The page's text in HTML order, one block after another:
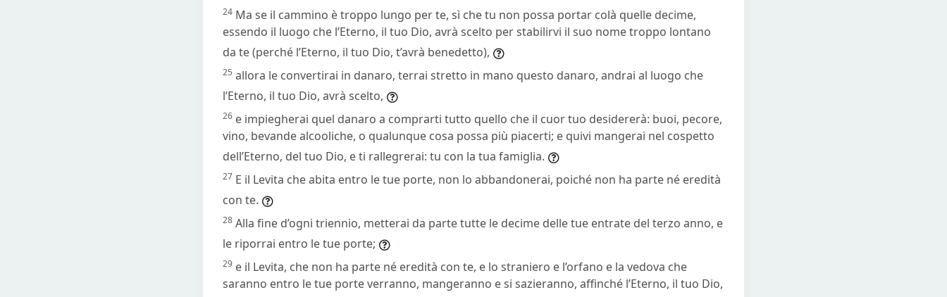
24 Ma se il cammino è troppo lungo per te, sì che tu non possa portar colà quelle decime,
essendo il luogo che l’Eterno, il tuo Dio, avrà scelto per stabilirvi il suo nome troppo lontano
da te (perché l’Eterno, il tuo Dio, t’avrà benedetto),
25 allora le convertirai in danaro, terrai stretto in mano questo danaro, andrai al luogo che
l’Eterno, il tuo Dio, avrà scelto,
26 e impiegherai quel danaro a comprarti tutto quello che il cuor tuo desidererà: buoi, pecore,
vino, bevande alcooliche, o qualunque cosa possa più piacerti; e quivi mangerai nel cospetto
dell’Eterno, del tuo Dio, e ti rallegrerai: tu con la tua famiglia.
27 E il Levita che abita entro le tue porte, non lo abbandonerai, poiché non ha parte né eredità
con te.
28 Alla fine d’ogni triennio, metterai da parte tutte le decime delle tue entrate del terzo anno, e
le riporrai entro le tue porte;
29 e il Levita, che non ha parte né eredità con te, e lo straniero e l’orfano e la vedova che
saranno entro le tue porte verranno, mangeranno e si sazieranno, affinché l’Eterno, il tuo Dio,